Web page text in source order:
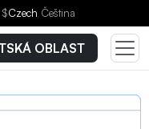
$Czech Čeština
OBLAST